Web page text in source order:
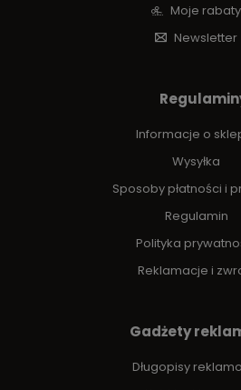
Moje rabaty
Newsletter
Informacje o
Wysyłka
Sposoby płatności i
Regulamin
Polityka
Reklamacje i
Gadżety
Długopisy